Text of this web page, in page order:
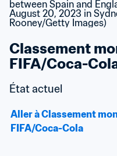
Classement
FIFA/Coca-
État actuel
Aller à Classement
FIFA/Coca-Cola